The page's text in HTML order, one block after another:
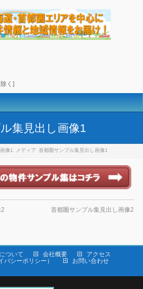
く]
集見出し画像1
像1 メディア 首都圏サンプル集見出し画像1
首都圏サンプル集見出し画像2
ついて 会社概要
アクセス
バシーポリシー）
お問い合わせ